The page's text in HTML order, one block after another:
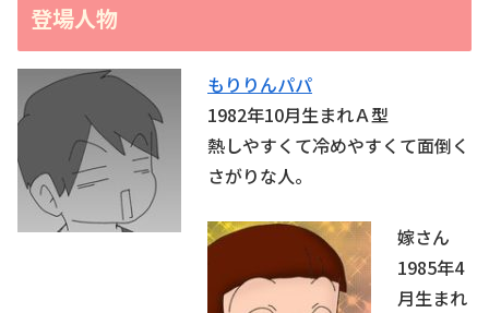
登場人物
もりりんパパ
1982年10月生まれＡ型
熱しやすくて冷めやすくて面倒く
さがりな人。
嫁さん
1985年4
月生まれ